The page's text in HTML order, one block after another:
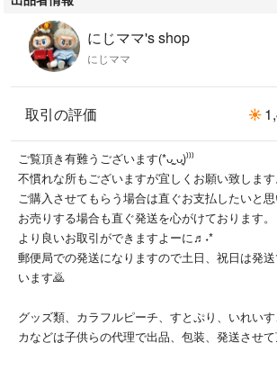
にじママ's shop
にじママ
取引の評価
ご覧頂き有難うございます(*ᴗ͈ˬᴗ͈)⁾⁾⁾
不慣れな所もございますが宜しくお願い致します
ご購入させてもらう場合は直ぐお支払したいと
お売りする場合も直ぐ発送を心がけております。
より良いお取引ができますよーに♬˖*
郵便局での発送になりますので土日、祝日は発
います🙇
グッズ類、カラフルピーチ、すとぷり、いれい
カなどは子供らの代理で出品、包装、発送させ
こちらのご質問は娘らに確認させて頂きますの